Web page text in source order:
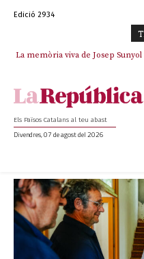
Edició 2934
La memòria viva de Josep
La “dignitat” a mitges de Marc
Els Països Catalans al teu abast
Divendres, 07 de agost del 2026